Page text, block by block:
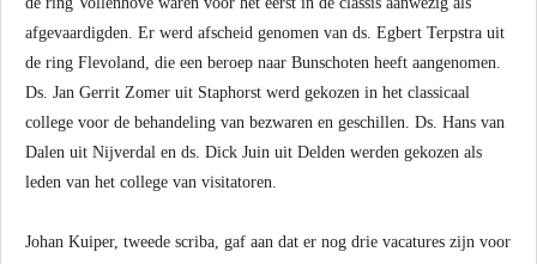
afgevaardigden. Er werd afscheid genomen van ds. Egbert Terpstra uit
de ring Flevoland, die een beroep naar Bunschoten heeft aangenomen.
Ds. Jan Gerrit Zomer uit Staphorst werd gekozen in het classicaal
college voor de behandeling van bezwaren en geschillen. Ds. Hans van
Dalen uit Nijverdal en ds. Dick Juin uit Delden werden gekozen als
leden van het college van visitatoren.
Johan Kuiper, tweede scriba, gaf aan dat er nog drie vacatures zijn voor